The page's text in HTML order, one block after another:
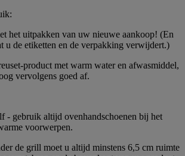
het uitpakken van uw nieuwe aankoop! (En
u de etiketten en de verpakking verwijdert.)
product met warm water en afwasmiddel,
vervolgens goed af.
- gebruik altijd ovenhandschoenen bij het
voorwerpen.
de grill moet u altijd minstens 6,5 cm ruimte